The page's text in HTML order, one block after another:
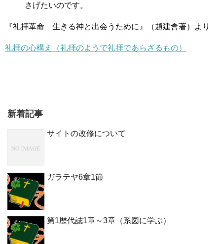
さげたいのです。
『礼拝革命 生きる神と出会うために』（趙建會著）より
礼拝の心構え（礼拝のようで礼拝であらざるもの）
新着記事
サイトの改修について
ガラテヤ6章1節
第1歴代誌1章～3章（系図に学ぶ）